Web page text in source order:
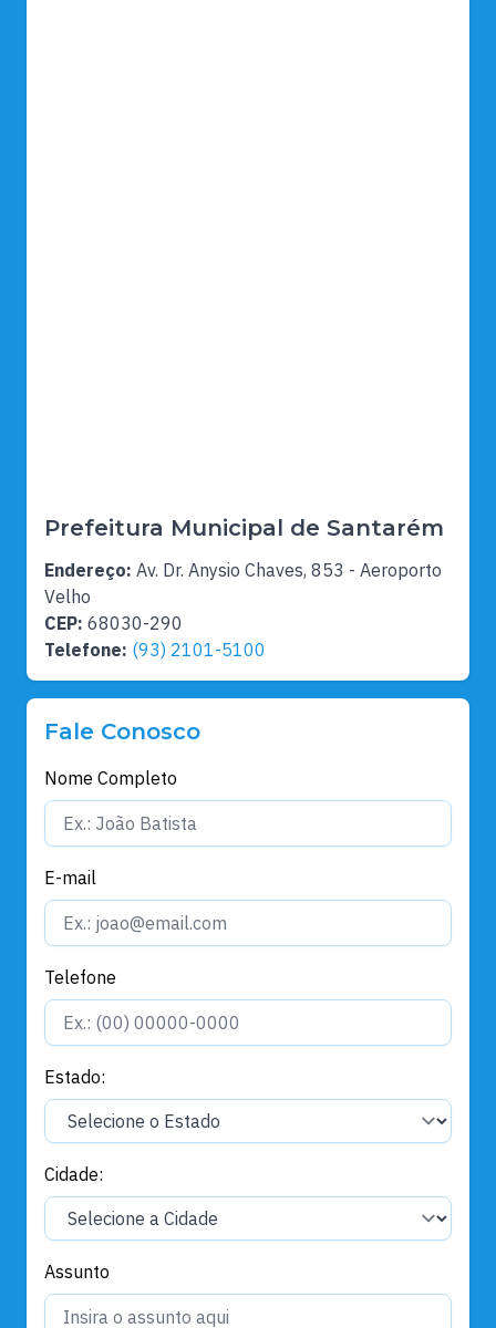
Prefeitura Municipal de Santarém
Endereço: Av. Dr. Anysio Chaves, 853 - Aeroporto
Velho
CEP: 68030-290
Telefone: (93) 2101-5100
Fale Conosco
Nome Completo
E-mail
Telefone
Estado:
Cidade:
Assunto